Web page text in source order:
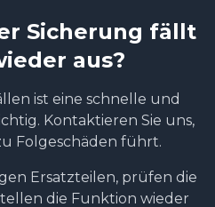
Sicherung fällt
aus?
ist eine schnelle und
Kontaktieren Sie uns,
Folgeschäden führt.
Ersatzteilen, prüfen die
die Funktion wieder